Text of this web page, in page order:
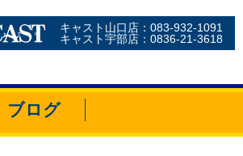
キャスト山口店：083-932-1091
キャスト宇部店：0836-21-3618
ブログ